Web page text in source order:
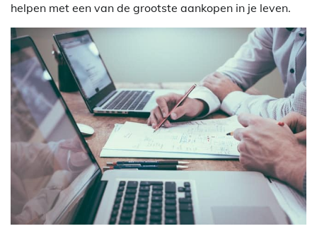
helpen met een van de grootste aankopen in je leven.